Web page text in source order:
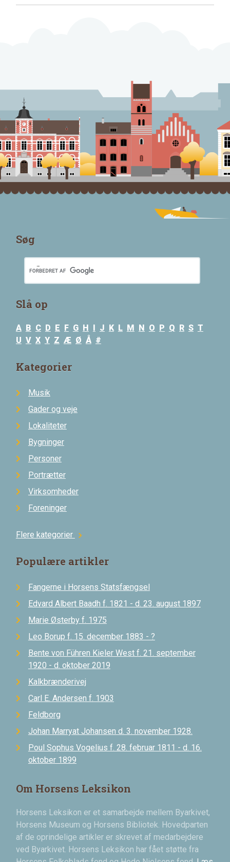
Søg
Slå op
A B C D E F G H I J K L M N O P Q R S T
U V X Y Z Æ Ø Å #
Kategorier
Musik
Gader og veje
Lokaliteter
Bygninger
Personer
Portrætter
Virksomheder
Foreninger
Flere kategorier chevron_right
Populære artikler
Fangerne i Horsens Statsfængsel
Edvard Albert Baadh f. 1821 - d. 23. august 1897
Marie Østerby f. 1975
Leo Borup f. 15. december 1883 - ?
Bente von Führen Kieler West f. 21. september
1920 - d. oktober 2019
Kalkbrænderivej
Carl E. Andersen f. 1903
Feldborg
Johan Marryat Johansen d. 3. november 1928.
Poul Sophus Vogelius f. 28. februar 1811 - d. 16.
oktober 1899
Om Horsens Leksikon
Horsens Leksikon er et samarbejde mellem Byarkivet,
Horsens Museum og Horsens Bibliotek. Hovedparten
af de oprindelige artikler er skrevet af medarbejdere
ved Byarkivet. Horsens Leksikon har fået støtte fra